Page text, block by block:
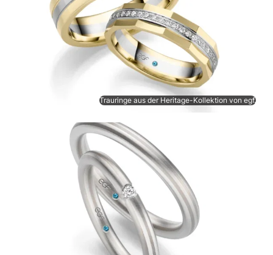
Trauringe aus der Heritage-Kollektion von egf.